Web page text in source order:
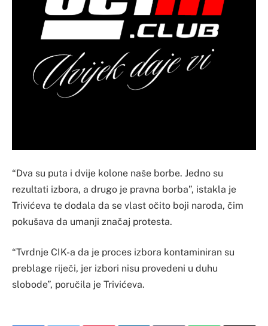
“Dva su puta i dvije kolone naše borbe. Jedno su
rezultati izbora, a drugo je pravna borba”, istakla je
Trivićeva te dodala da se vlast očito boji naroda, čim
pokušava da umanji značaj protesta.
“Tvrdnje CIK-a da je proces izbora kontaminiran su
preblage riječi, jer izbori nisu provedeni u duhu
slobode”, poručila je Trivićeva.